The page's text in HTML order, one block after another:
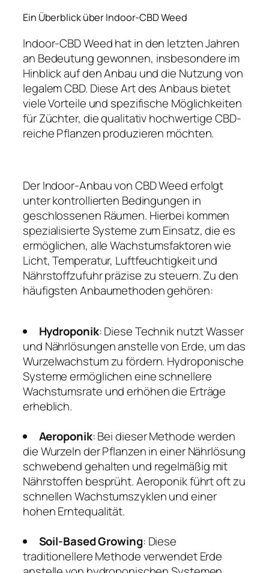
Ein Überblick über Indoor-CBD Weed
Indoor-CBD Weed hat in den letzten Jahren
an Bedeutung gewonnen, insbesondere im
Hinblick auf den Anbau und die Nutzung von
legalem CBD. Diese Art des Anbaus bietet
viele Vorteile und spezifische Möglichkeiten
für Züchter, die qualitativ hochwertige CBD-
reiche Pflanzen produzieren möchten.
Der Indoor-Anbau von CBD Weed erfolgt
unter kontrollierten Bedingungen in
geschlossenen Räumen. Hierbei kommen
spezialisierte Systeme zum Einsatz, die es
ermöglichen, alle Wachstumsfaktoren wie
Licht, Temperatur, Luftfeuchtigkeit und
Nährstoffzufuhr präzise zu steuern. Zu den
häufigsten Anbaumethoden gehören:
Hydroponik: Diese Technik nutzt Wasser
und Nährlösungen anstelle von Erde, um das
Wurzelwachstum zu fördern. Hydroponische
Systeme ermöglichen eine schnellere
Wachstumsrate und erhöhen die Erträge
erheblich.
Aeroponik: Bei dieser Methode werden
die Wurzeln der Pflanzen in einer Nährlösung
schwebend gehalten und regelmäßig mit
Nährstoffen besprüht. Aeroponik führt oft zu
schnellen Wachstumszyklen und einer
hohen Erntequalität.
Soil-Based Growing: Diese
traditionellere Methode verwendet Erde